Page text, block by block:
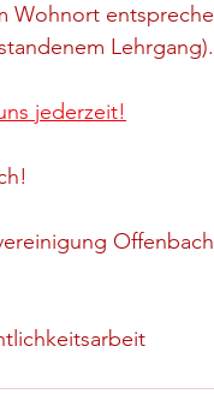
Wohnort
Lehrgang).
jederzeit!
Offenbach